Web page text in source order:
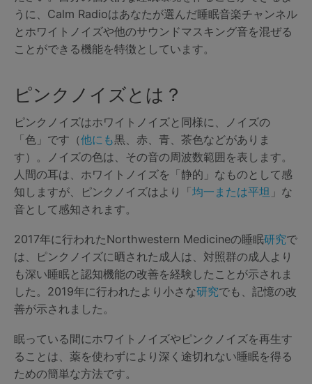
うに、Calm Radioはあなたが選んだ睡眠音楽チャンネル
とホワイトノイズや他のサウンドマスキング音を混ぜる
ことができる機能を特徴としています。
ピンクノイズとは？
ピンクノイズはホワイトノイズと同様に、ノイズの
「色」です（他にも黒、赤、青、茶色などがありま
す）。ノイズの色は、その音の周波数範囲を表します。
人間の耳は、ホワイトノイズを「静的」なものとして感
知しますが、ピンクノイズはより「均一または平坦 」な
音として感知されます。
2017年に行われたNorthwestern Medicineの睡眠研究で
は、ピンクノイズに晒された成人は、対照群の成人より
も深い睡眠と認知機能の改善を経験したことが示されま
した。2019年に行われたより小さな研究でも、記憶の改
善が示されました。
眠っている間にホワイトノイズやピンクノイズを再生す
ることは、薬を使わずにより深く途切れない睡眠を得る
ための簡単な方法です。